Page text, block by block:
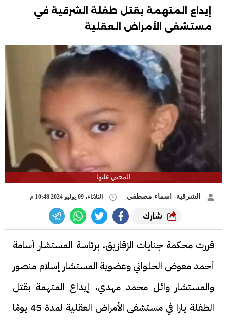
إيداع المتهمة بقتل طفلة الشرقية في
مستشفى الأمراض العقلية
المجني عليها
الشرقية- اسماء مصطفي الثلاثاء، 09 يوليو 2024 10:48 م
شارك
قررت محكمة جنايات الزقازيق، برئاسة المستشار أسامة
أحمد معوض الحلواني وعضوية المستشار إسلام منصور
والمستشار وائل محمد مهدي، إيداع المتهمة بقتل
الطفلة يارا في مستشفى الأمراض العقلية لمدة 45 يومًا